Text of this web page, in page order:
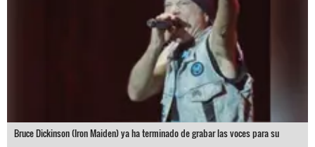
Bruce Dickinson (Iron Maiden) ya ha terminado de grabar las voces para su